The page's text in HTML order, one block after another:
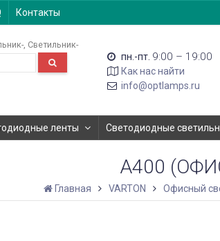
Контакты
Светильник-
пн.-пт. 9:00 – 19:00
Как нас найти
info@optlamps.ru
ленты Светодиодные
А400
Главная VARTON Офисный